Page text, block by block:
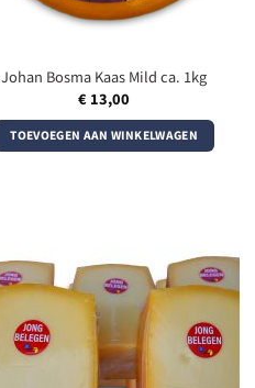
Johan Bosma Kaas Mild ca. 1kg
€ 13,00
TOEVOEGEN AAN WINKELWAGEN